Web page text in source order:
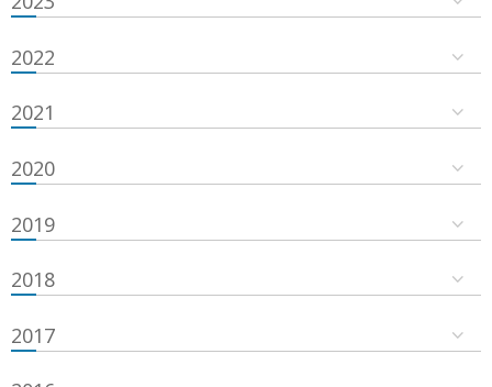
2022
2021
2020
2019
2018
2017